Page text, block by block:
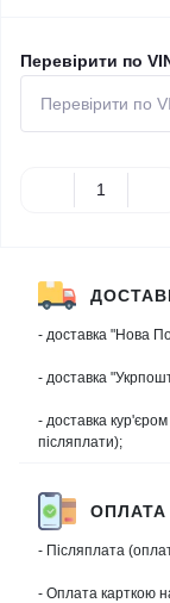
Перевірити по
- доставка "Нова
- доставка
- доставка
післяплати);
ОПЛАТА
- Післяплата
- Оплата карткою